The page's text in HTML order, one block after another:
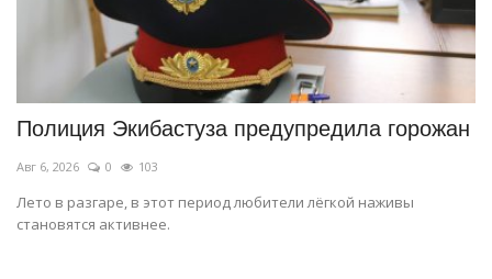
Полиция Экибастуза предупредила горожан
Авг 6, 2026 0 103
Лето в разгаре, в этот период любители лёгкой наживы
становятся активнее.